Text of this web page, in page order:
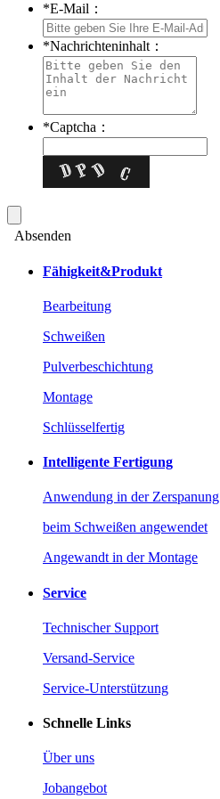
*E-Mail：
*Nachrichteninhalt：
*Captcha：
Absenden
Fähigkeit&Produkt
Bearbeitung
Schweißen
Pulverbeschichtung
Montage
Schlüsselfertig
Intelligente Fertigung
Anwendung in der Zerspanung
beim Schweißen angewendet
Angewandt in der Montage
Service
Technischer Support
Versand-Service
Service-Unterstützung
Schnelle Links
Über uns
Jobangebot